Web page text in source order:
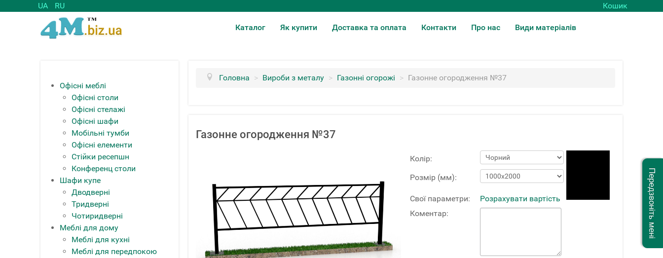
UA RU Кошик
Каталог Як купити Доставка та оплата Контакти Про нас Види матеріалів
Офісні меблі
Офісні столи
Офісні стелажі
Офісні шафи
Мобільні тумби
Офісні елементи
Стійки ресепшн
Конференц столи
Шафи купе
Дводверні
Тридверні
Чотиридверні
Меблі для дому
Меблі для кухні
Меблі для передпокою
Головна > Вироби з металу > Газонні огорожі > Газонне огородження №37
Газонне огородження №37
Колір:
Розмір (мм):
Свої параметри:
Розрахувати вартість
Коментар:
Передзвоніть мені